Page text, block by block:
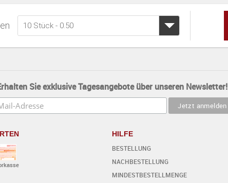
10 Stück - 0.50
Sie exklusive Tagesangebote über unseren Newsletter!
HILFE
BESTELLUNG
NACHBESTELLUNG
MINDESTBESTELLMENGE